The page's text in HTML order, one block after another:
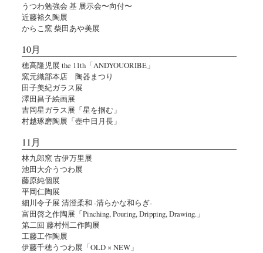
うつわ勉強会 基 展示会〜向付〜
近藤裕久陶展
からこ窯 柴田あや美展
10月
穂高隆児展 the 11th「ANDYOUORIBE」
窯元織部本店 陶器まつり
田子美紀ガラス展
澤田昌子絵画展
吉岡星ガラス展「星を掴む」
村越琢磨陶展「壺中日月長」
11月
林九郎窯 古伊万里展
池田大介うつわ展
藤原純個展
平岡仁陶展
細川令子展 清澄柔和 -清らかな和らぎ-
富田啓之作陶展「Pinching, Pouring, Dripping, Drawing.」
第二回 藤村州二作陶展
工藤工作陶展
伊藤千穂うつわ展「OLD × NEW」